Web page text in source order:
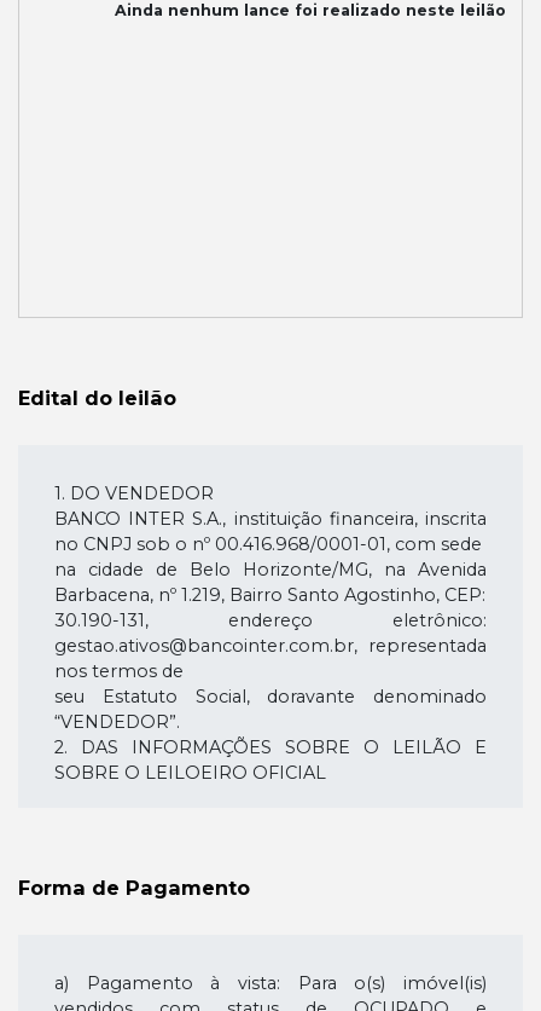
Ainda nenhum lance foi realizado neste leilão
Edital do leilão
1. DO VENDEDOR
BANCO INTER S.A., instituição financeira, inscrita
no CNPJ sob o nº 00.416.968/0001-01, com sede
na cidade de Belo Horizonte/MG, na Avenida
Barbacena, nº 1.219, Bairro Santo Agostinho, CEP:
30.190-131, endereço eletrônico:
gestao.ativos@bancointer.com.br, representada
nos termos de
seu Estatuto Social, doravante denominado
“VENDEDOR”.
2. DAS INFORMAÇÕES SOBRE O LEILÃO E
SOBRE O LEILOEIRO OFICIAL
JUCESP nº 1116
https://leiloariasmart.com.br/
2.5. ENDEREÇO ELETRÔNICO DO LEILOEIRO:
Forma de Pagamento
a) Pagamento à vista: Para o(s) imóvel(is)